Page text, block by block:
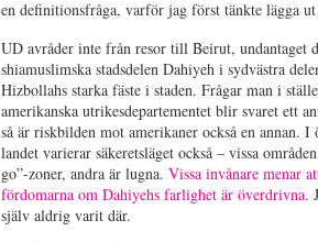
en definitionsfråga, varför jag först tänkte lägga
UD avråder inte från resor till Beirut, undantaget
shiamuslimska stadsdelen Dahiyeh i sydvästra
Hizbollahs starka fäste i staden. Frågar man i
amerikanska utrikesdepartementet blir svaret ett
så är riskbilden mot amerikaner också en annan. I
landet varierar säkeretsläget också – vissa
go”-zoner, andra är lugna.Vissa invånare menar
fördomarna om Dahiyehs farlighet är överdrivna.
själv aldrig varit där.